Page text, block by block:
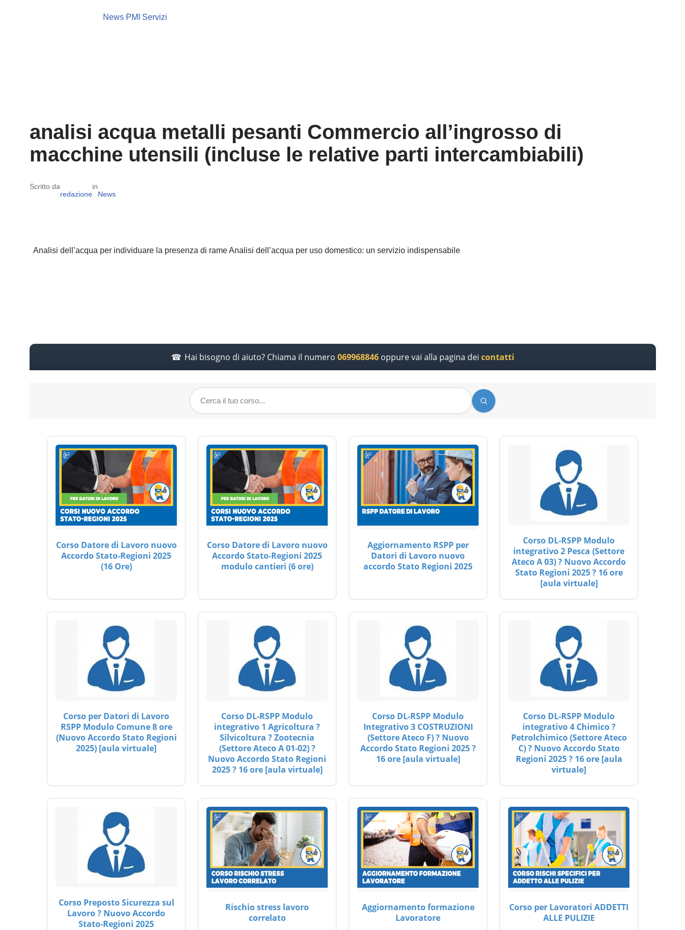
News PMI Servizi
analisi acqua metalli pesanti Commercio all’ingrosso di
macchine utensili (incluse le relative parti intercambiabili)
Scritto da
redazione
in
News
Analisi dell’acqua per individuare la presenza di rame Analisi dell’acqua per uso domestico: un servizio indispensabile
Hai bisogno di aiuto? Chiama il numero 069968846oppure vai alla pagina dei contatti
Corso Datore di Lavoro nuovo
Accordo Stato-Regioni 2025
(16 Ore)
Corso Datore di Lavoro nuovo
Accordo Stato-Regioni 2025
modulo cantieri (6 ore)
Aggiornamento RSPP per
Datori di Lavoro nuovo
accordo Stato Regioni 2025
Corso DL-RSPP Modulo
integrativo 2 Pesca (Settore
Ateco A 03) ? Nuovo Accordo
Stato Regioni 2025 ? 16 ore
[aula virtuale]
Corso per Datori di Lavoro
RSPP Modulo Comune 8 ore
(Nuovo Accordo Stato Regioni
2025) [aula virtuale]
Corso DL-RSPP Modulo
integrativo 1 Agricoltura ?
Silvicoltura ? Zootecnia
(Settore Ateco A 01-02) ?
Nuovo Accordo Stato Regioni
2025 ? 16 ore [aula virtuale]
Corso DL-RSPP Modulo
Integrativo 3 COSTRUZIONI
(Settore Ateco F) ? Nuovo
Accordo Stato Regioni 2025 ?
16 ore [aula virtuale]
Corso DL-RSPP Modulo
integrativo 4 Chimico ?
Petrolchimico (Settore Ateco
C) ? Nuovo Accordo Stato
Regioni 2025 ? 16 ore [aula
virtuale]
Corso Preposto Sicurezza sul
Lavoro ? Nuovo Accordo
Stato-Regioni 2025
Rischio stress lavoro
correlato
Aggiornamento formazione
Lavoratore
Corso per Lavoratori ADDETTI
ALLE PULIZIE